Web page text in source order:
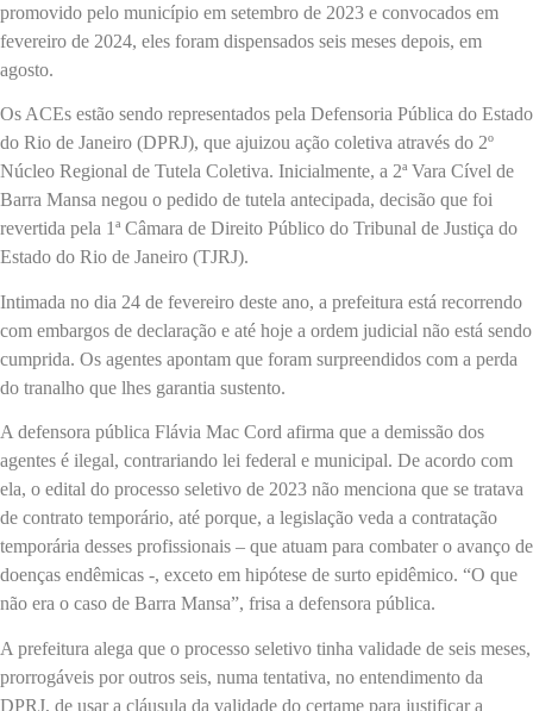
promovido pelo município em setembro de 2023 e convocados em
fevereiro de 2024, eles foram dispensados seis meses depois, em
agosto.
Os ACEs estão sendo representados pela Defensoria Pública do Estado
do Rio de Janeiro (DPRJ), que ajuizou ação coletiva através do 2º
Núcleo Regional de Tutela Coletiva. Inicialmente, a 2ª Vara Cível de
Barra Mansa negou o pedido de tutela antecipada, decisão que foi
revertida pela 1ª Câmara de Direito Público do Tribunal de Justiça do
Estado do Rio de Janeiro (TJRJ).
Intimada no dia 24 de fevereiro deste ano, a prefeitura está recorrendo
com embargos de declaração e até hoje a ordem judicial não está sendo
cumprida. Os agentes apontam que foram surpreendidos com a perda
do tranalho que lhes garantia sustento.
A defensora pública Flávia Mac Cord afirma que a demissão dos
agentes é ilegal, contrariando lei federal e municipal. De acordo com
ela, o edital do processo seletivo de 2023 não menciona que se tratava
de contrato temporário, até porque, a legislação veda a contratação
temporária desses profissionais – que atuam para combater o avanço de
doenças endêmicas -, exceto em hipótese de surto epidêmico. “O que
não era o caso de Barra Mansa”, frisa a defensora pública.
A prefeitura alega que o processo seletivo tinha validade de seis meses,
prorrogáveis por outros seis, numa tentativa, no entendimento da
DPRJ, de usar a cláusula da validade do certame para justificar a